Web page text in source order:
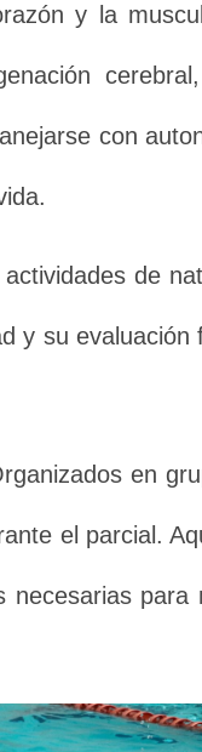
y la
con
de
y su evaluación
en
el parcial.
necesarias para